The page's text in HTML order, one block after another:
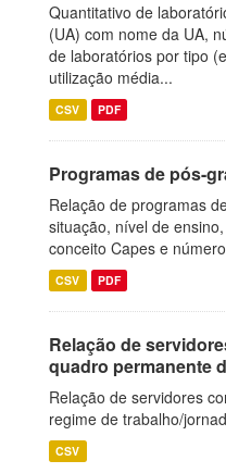
Quantitativo de
(UA) com nome da UA,
de laboratórios por tipo
utilização média...
CSV PDF
Programas de pós-
Relação de programas
situação, nível de
conceito Capes e
CSV PDF
Relação de
quadro permanente
Relação de servidores
regime de trabalho/
CSV